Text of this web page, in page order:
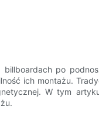
po
ich montażu.
W tym